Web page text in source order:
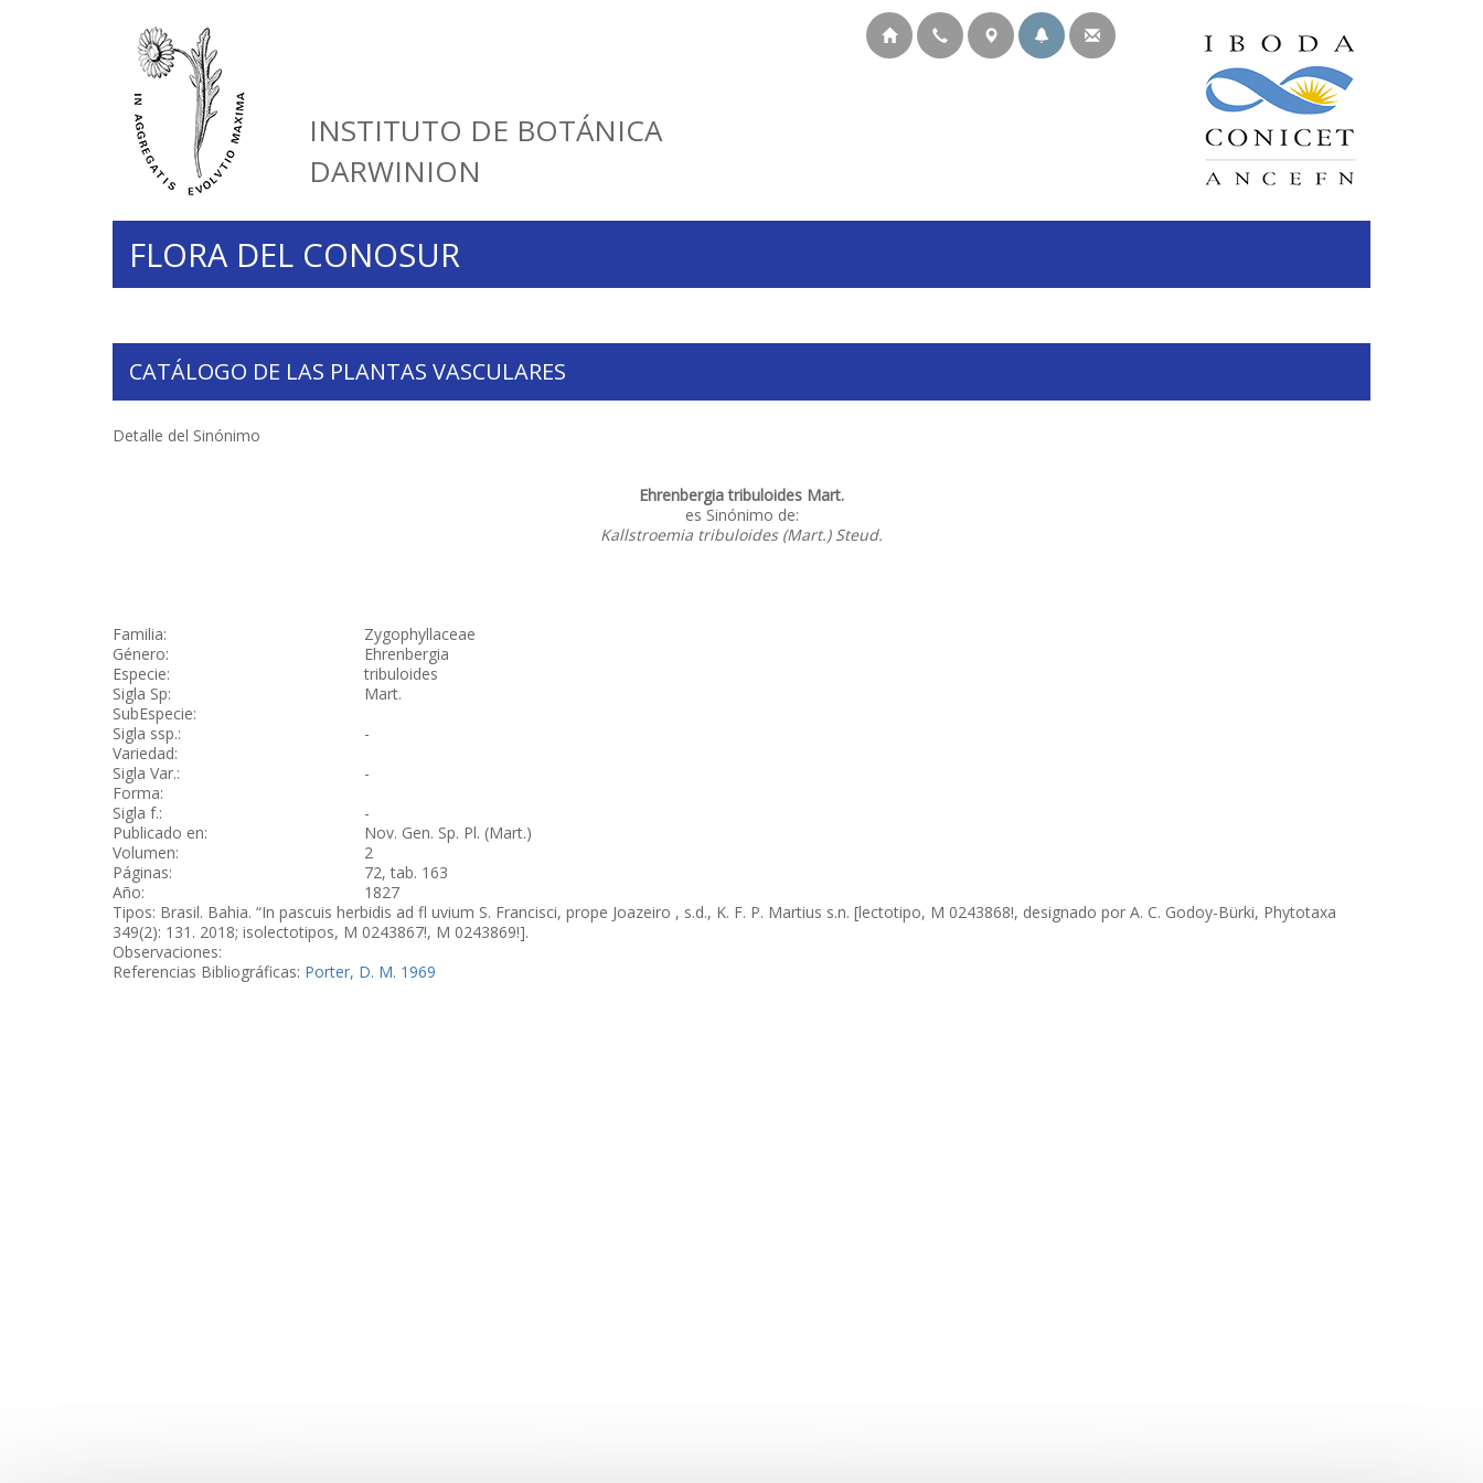
INSTITUTO DE BOTÁNICA
DARWINION
FLORA DEL CONOSUR
CATÁLOGO DE LAS PLANTAS VASCULARES
Detalle del Sinónimo
Ehrenbergia tribuloides Mart.
es Sinónimo de:
Kallstroemia tribuloides (Mart.) Steud.
Familia:
Zygophyllaceae
Género:
Ehrenbergia
Especie:
tribuloides
Sigla Sp:
Mart.
SubEspecie:
Sigla ssp.:
-
Variedad:
Sigla Var.:
-
Forma:
Sigla f.:
-
Publicado en:
Nov. Gen. Sp. Pl. (Mart.)
Volumen:
2
Páginas:
72, tab. 163
Año:
1827
Tipos: Brasil. Bahia. “In pascuis herbidis ad fl uvium S. Francisci, prope Joazeiro , s.d., K. F. P. Martius s.n. [lectotipo, M 0243868!, designado por A. C. Godoy-Bürki, Phytotaxa
349(2): 131. 2018; isolectotipos, M 0243867!, M 0243869!].
Observaciones:
Referencias Bibliográficas: Porter, D. M. 1969